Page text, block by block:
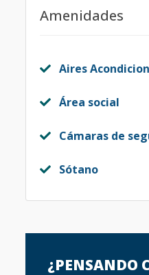
Amenidades
Aires
Área social
Cámaras de
Sótano
¿PENSANDO